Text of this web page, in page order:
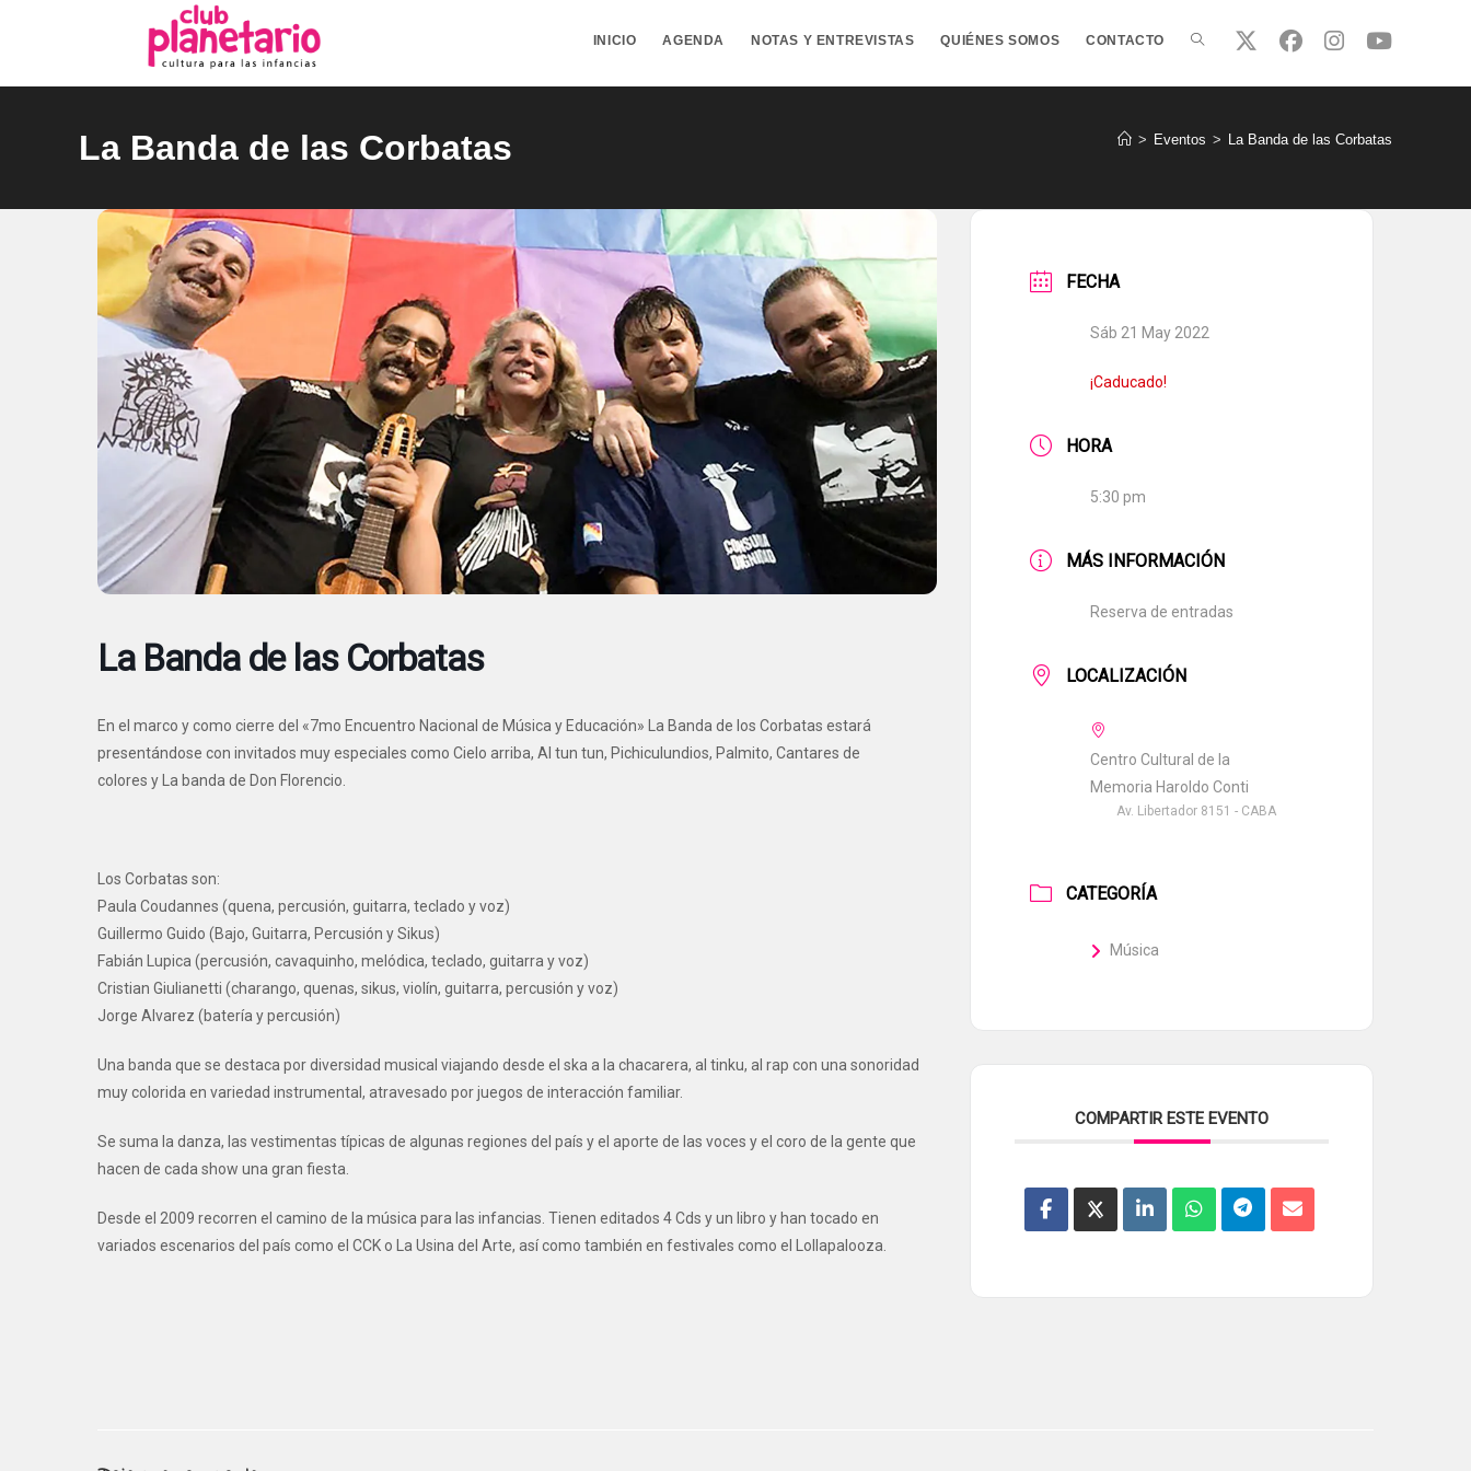
INICIO AGENDA NOTAS Y ENTREVISTAS QUIÉNES SOMOS CONTACTO ALTERNAR
La Banda de las Corbatas > Eventos > La Banda de las Corbatas
La Banda de las Corbatas
En el marco y como cierre del «7mo Encuentro Nacional de Música y Educación» La Banda de los Corbatas estará
presentándose con invitados muy especiales como Cielo arriba, Al tun tun, Pichiculundios, Palmito, Cantares de
colores y La banda de Don Florencio.
Los Corbatas son:
Paula Coudannes (quena, percusión, guitarra, teclado y voz)
Guillermo Guido (Bajo, Guitarra, Percusión y Sikus)
Fabián Lupica (percusión, cavaquinho, melódica, teclado, guitarra y voz)
Cristian Giulianetti (charango, quenas, sikus, violín, guitarra, percusión y voz)
Jorge Alvarez (batería y percusión)
Una banda que se destaca por diversidad musical viajando desde el ska a la chacarera, al tinku, al rap con una sonoridad
muy colorida en variedad instrumental, atravesado por juegos de interacción familiar.
Se suma la danza, las vestimentas típicas de algunas regiones del país y el aporte de las voces y el coro de la gente que
hacen de cada show una gran fiesta.
Desde el 2009 recorren el camino de la música para las infancias. Tienen editados 4 Cds y un libro y han tocado en
variados escenarios del país como el CCK o La Usina del Arte, así como también en festivales como el Lollapalooza.
FECHA
Sáb 21 May 2022
¡Caducado!
HORA
5:30 pm
MÁS INFORMACIÓN
Reserva de entradas
LOCALIZACIÓN
Centro Cultural de la
Memoria Haroldo Conti
Av. Libertador 8151 - CABA
CATEGORÍA
Música
COMPARTIR ESTE EVENTO